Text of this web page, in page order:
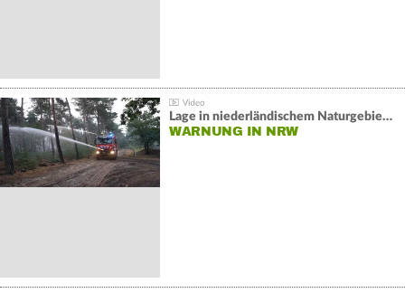
Lage in niederländischem Naturgebiet stabil
WARNUNG IN NRW